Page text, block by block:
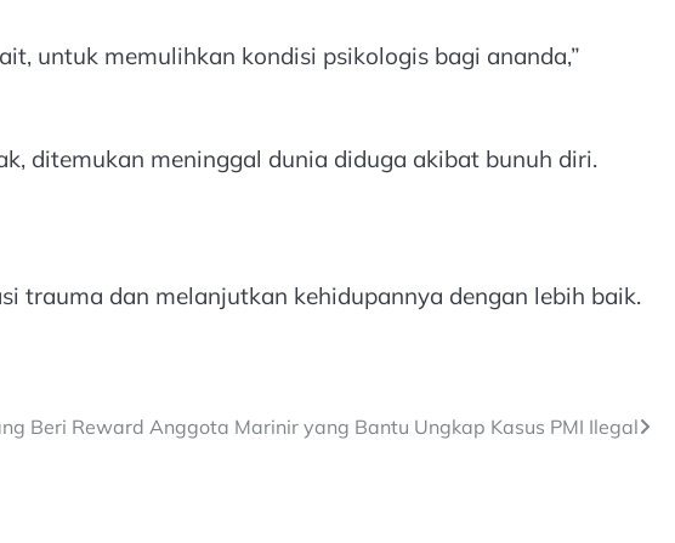
untuk memulihkan kondisi psikologis bagi ananda,”
ditemukan meninggal dunia diduga akibat bunuh diri.
trauma dan melanjutkan kehidupannya dengan lebih baik.
Beri Reward Anggota Marinir yang Bantu Ungkap Kasus PMI Ilegal